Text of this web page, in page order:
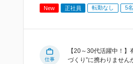
New 正社員 転勤なし 5
仕事
【20～30代活躍中！
づくり”に携わりません